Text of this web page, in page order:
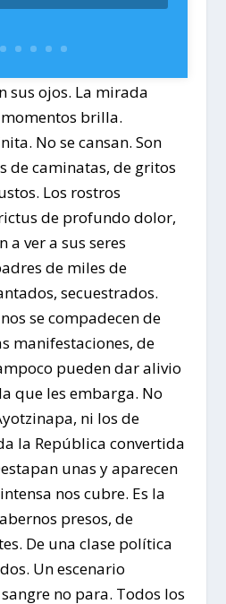
sus ojos. La mirada
brilla.
No se cansan. Son
de caminatas, de gritos
Los rostros
de profundo dolor,
a ver a sus seres
de miles de
secuestrados.
se compadecen de
manifestaciones, de
pueden dar alivio
que les embarga. No
ni los de
la República convertida
unas y aparecen
nos cubre. Es la
presos, de
De una clase política
Un escenario
no para. Todos los